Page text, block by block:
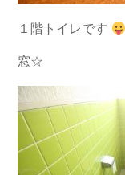
１階トイレです
窓☆